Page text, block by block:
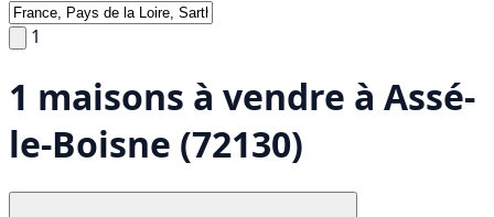
1
1 maisons à vendre à Assé-
le-Boisne (72130)